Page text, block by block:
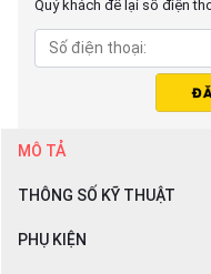
Quý khách để lại số điện
MÔ TẢ
THÔNG SỐ KỸ THUẬT
PHỤ KIỆN